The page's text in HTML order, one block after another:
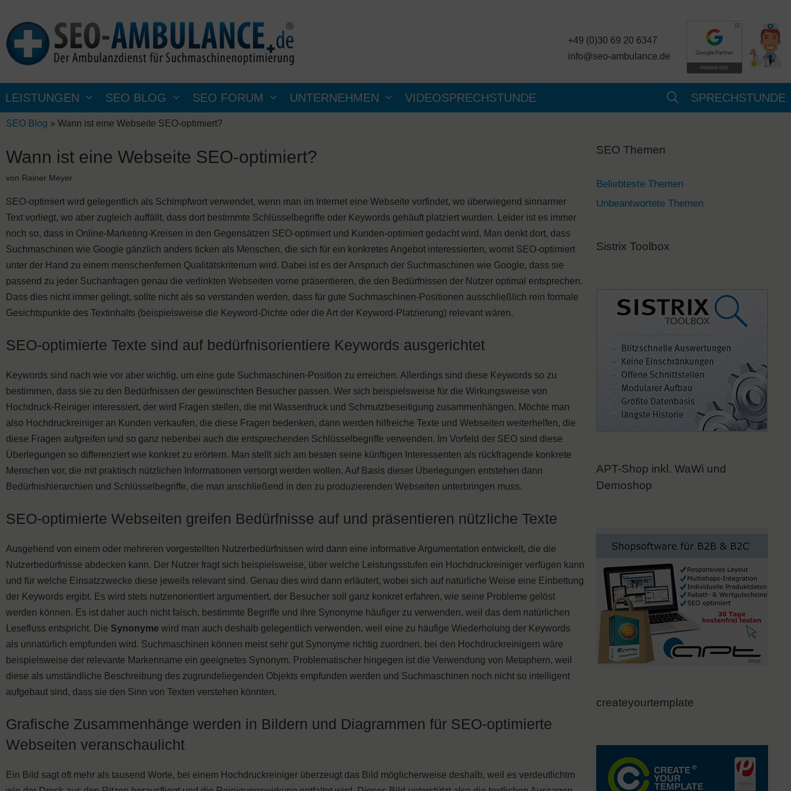
Inhalt
springen
+49 (0)30 69 20 6347
info@seo-ambulance.de
LEISTUNGEN SEO BLOG SEO FORUM UNTERNEHMEN VIDEOSPRECHSTUNDE SPRECHSTUNDE
SEO Blog » Wann ist eine Webseite SEO-optimiert?
Wann ist eine Webseite SEO-optimiert?
von Rainer Meyer
SEO-optimiert wird gelegentlich als Schimpfwort verwendet, wenn man im Internet eine Webseite vorfindet, wo überwiegend sinnarmer
Text vorliegt, wo aber zugleich auffällt, dass dort bestimmte Schlüsselbegriffe oder Keywords gehäuft platziert wurden. Leider ist es immer
noch so, dass in Online-Marketing-Kreisen in den Gegensätzen SEO-optimiert und Kunden-optimiert gedacht wird. Man denkt dort, dass
Suchmaschinen wie Google gänzlich anders ticken als Menschen, die sich für ein konkretes Angebot interessierten, womit SEO-optimiert
unter der Hand zu einem menschenfernen Qualitätskriterium wird. Dabei ist es der Anspruch der Suchmaschinen wie Google, dass sie
passend zu jeder Suchanfragen genau die verlinkten Webseiten vorne präsentieren, die den Bedürfnissen der Nutzer optimal entsprechen.
Dass dies nicht immer gelingt, sollte nicht als so verstanden werden, dass für gute Suchmaschinen-Positionen ausschließlich rein formale
Gesichtspunkte des Textinhalts (beispielsweise die Keyword-Dichte oder die Art der Keyword-Platzierung) relevant wären.
SEO-optimierte Texte sind auf bedürfnisorientiere Keywords ausgerichtet
Keywords sind nach wie vor aber wichtig, um eine gute Suchmaschinen-Position zu erreichen. Allerdings sind diese Keywords so zu
bestimmen, dass sie zu den Bedürfnissen der gewünschten Besucher passen. Wer sich beispielsweise für die Wirkungsweise von
Hochdruck-Reiniger interessiert, der wird Fragen stellen, die mit Wasserdruck und Schmutzbeseitigung zusammenhängen. Möchte man
also Hochdruckreiniger an Kunden verkaufen, die diese Fragen bedenken, dann werden hilfreiche Texte und Webseiten weiterhelfen, die
diese Fragen aufgreifen und so ganz nebenbei auch die entsprechenden Schlüsselbegriffe verwenden. Im Vorfeld der SEO sind diese
Überlegungen so differenziert wie konkret zu erörtern. Man stellt sich am besten seine künftigen Interessenten als rückfragende konkrete
Menschen vor, die mit praktisch nützlichen Informationen versorgt werden wollen. Auf Basis dieser Überlegungen entstehen dann
Bedürfnishierarchien und Schlüsselbegriffe, die man anschließend in den zu produzierenden Webseiten unterbringen muss.
SEO-optimierte Webseiten greifen Bedürfnisse auf und präsentieren nützliche Texte
Ausgehend von einem oder mehreren vorgestellten Nutzerbedürfnissen wird dann eine informative Argumentation entwickelt, die die
Nutzerbedürfnisse abdecken kann. Der Nutzer fragt sich beispielsweise, über welche Leistungsstufen ein Hochdruckreiniger verfügen kann
und für welche Einsatzzwecke diese jeweils relevant sind. Genau dies wird dann erläutert, wobei sich auf natürliche Weise eine Einbettung
der Keywords ergibt. Es wird stets nutzenorientiert argumentiert, der Besucher soll ganz konkret erfahren, wie seine Probleme gelöst
werden können. Es ist daher auch nicht falsch, bestimmte Begriffe und ihre Synonyme häufiger zu verwenden, weil das dem natürlichen
Lesefluss entspricht. Die Synonyme wird man auch deshalb gelegentlich verwenden, weil eine zu häufige Wiederholung der Keywords
als unnatürlich empfunden wird. Suchmaschinen können meist sehr gut Synonyme richtig zuordnen, bei den Hochdruckreinigern wäre
beispielsweise der relevante Markenname ein geeignetes Synonym. Problematischer hingegen ist die Verwendung von Metaphern, weil
diese als umständliche Beschreibung des zugrundeliegenden Objekts empfunden werden und Suchmaschinen noch nicht so intelligent
aufgebaut sind, dass sie den Sinn von Texten verstehen könnten.
Grafische Zusammenhänge werden in Bildern und Diagrammen für SEO-optimierte
Webseiten veranschaulicht
Ein Bild sagt oft mehr als tausend Worte, bei einem Hochdruckreiniger überzeugt das Bild möglicherweise deshalb, weil es verdeutlichtm
SEO Themen
Beliebteste Themen
Unbeantwortete Themen
Sistrix Toolbox
APT-Shop inkl. WaWi und
Demoshop
createyourtemplate